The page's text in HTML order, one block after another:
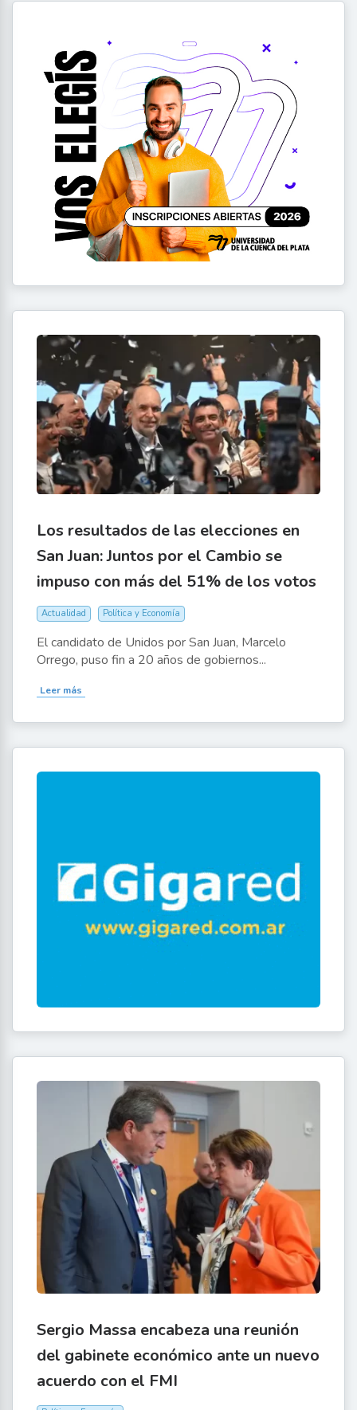
Los resultados de las elecciones en
San Juan: Juntos por el Cambio se
impuso con más del 51% de los votos
Actualidad Política y Economía
El candidato de Unidos por San Juan, Marcelo
Orrego, puso fin a 20 años de gobiernos...
Leer más
Sergio Massa encabeza una reunión
del gabinete económico ante un nuevo
acuerdo con el FMI